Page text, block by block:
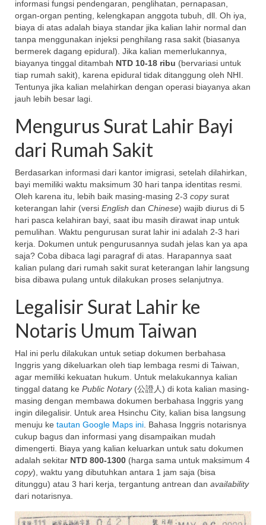
informasi fungsi pendengaran, penglihatan, pernapasan,
organ-organ penting, kelengkapan anggota tubuh, dll. Oh iya,
biaya di atas adalah biaya standar jika kalian lahir normal dan
tanpa menggunakan injeksi penghilang rasa sakit (biasanya
bermerek dagang epidural). Jika kalian memerlukannya,
biayanya tinggal ditambah NTD 10-18 ribu (bervariasi untuk
tiap rumah sakit), karena epidural tidak ditanggung oleh NHI.
Tentunya jika kalian melahirkan dengan operasi biayanya akan
jauh lebih besar lagi.
Mengurus Surat Lahir Bayi
dari Rumah Sakit
Berdasarkan informasi dari kantor imigrasi, setelah dilahirkan,
bayi memiliki waktu maksimum 30 hari tanpa identitas resmi.
Oleh karena itu, lebih baik masing-masing 2-3 copysurat
keterangan lahir (versi English dan Chinese) wajib diurus di 5
hari pasca kelahiran bayi, saat ibu masih dirawat inap untuk
pemulihan. Waktu pengurusan surat lahir ini adalah 2-3 hari
kerja. Dokumen untuk pengurusannya sudah jelas kan ya apa
saja? Coba dibaca lagi paragraf di atas. Harapannya saat
kalian pulang dari rumah sakit surat keterangan lahir langsung
bisa dibawa pulang untuk dilakukan proses selanjutnya.
Legalisir Surat Lahir ke
Notaris Umum Taiwan
Hal ini perlu dilakukan untuk setiap dokumen berbahasa
Inggris yang dikeluarkan oleh tiap lembaga resmi di Taiwan,
agar memiliki kekuatan hukum. Untuk melakukannya kalian
tinggal datang ke Public Notary(公證人) di kota kalian masing-
masing dengan membawa dokumen berbahasa Inggris yang
ingin dilegalisir. Untuk area Hsinchu City, kalian bisa langsung
menuju ke tautan Google Maps ini . Bahasa Inggris notarisnya
cukup bagus dan informasi yang disampaikan mudah
dimengerti. Biaya yang kalian keluarkan untuk satu dokumen
adalah sekitar NTD 800-1300 (harga sama untuk maksimum 4
copy), waktu yang dibutuhkan antara 1 jam saja (bisa
ditunggu) atau 3 hari kerja, tergantung antrean dan availability
dari notarisnya.